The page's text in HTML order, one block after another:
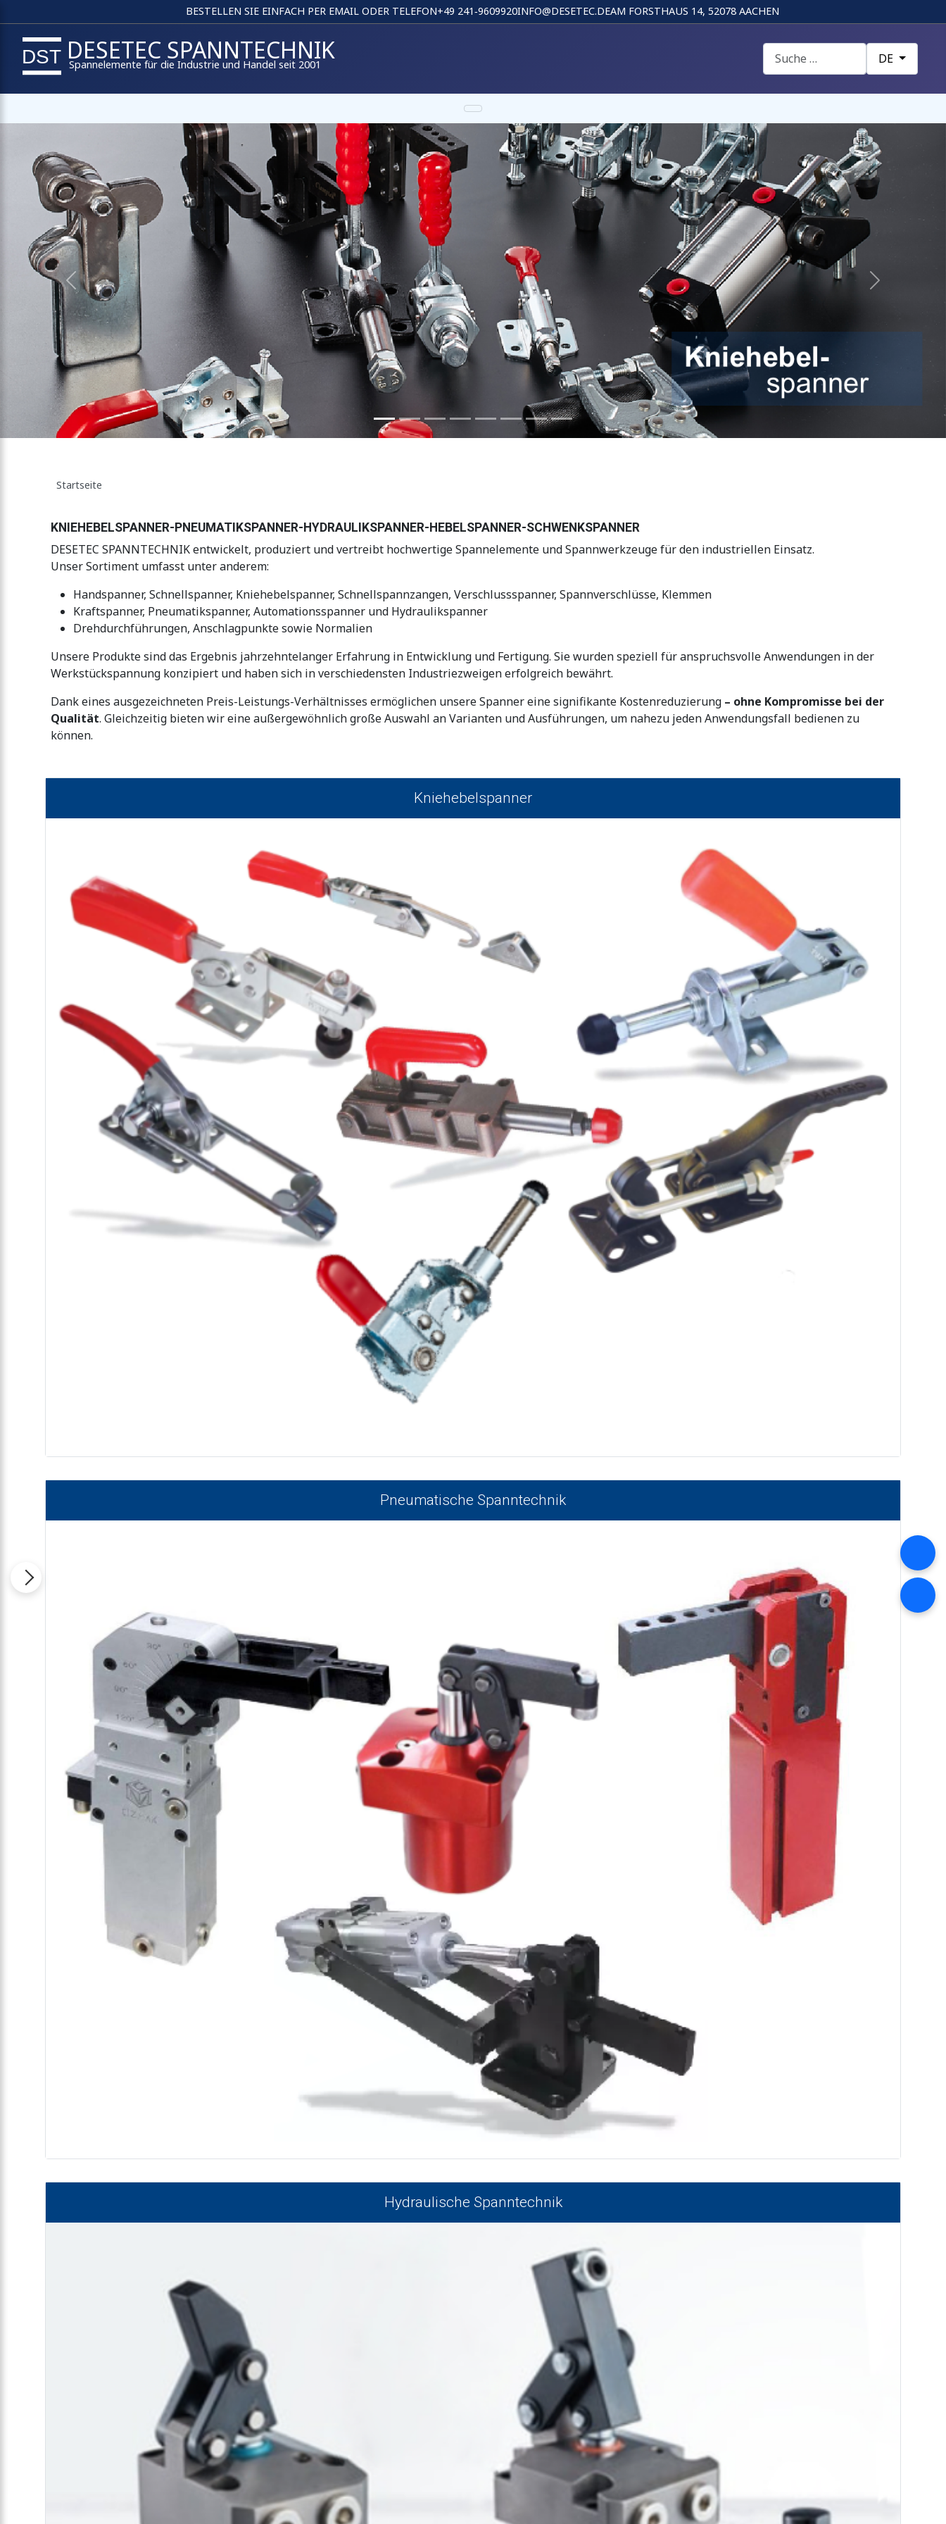
BESTELLEN SIE EINFACH PER EMAIL ODER TELEFON+49 241‑9609920INFO@DESETEC.DEAM FORSTHAUS 14, 52078 AACHEN
DESETEC SPANNTECHNIK
Spannelemente für die Industrie und Handel seit 2001
Suchen Sprache
DE
Previous Next
Startseite
KNIEHEBELSPANNER-PNEUMATIKSPANNER-HYDRAULIKSPANNER-HEBELSPANNER-SCHWENKSPANNER
DESETEC SPANNTECHNIK entwickelt, produziert und vertreibt hochwertige Spannelemente und Spannwerkzeuge für den industriellen Einsatz.
Unser Sortiment umfasst unter anderem:
Handspanner, Schnellspanner, Kniehebelspanner, Schnellspannzangen, Verschlussspanner, Spannverschlüsse, Klemmen
Kraftspanner, Pneumatikspanner, Automationsspanner und Hydraulikspanner
Drehdurchführungen, Anschlagpunkte sowie Normalien
Unsere Produkte sind das Ergebnis jahrzehntelanger Erfahrung in Entwicklung und Fertigung. Sie wurden speziell für anspruchsvolle Anwendungen in der
Werkstückspannung konzipiert und haben sich in verschiedensten Industriezweigen erfolgreich bewährt.
Dank eines ausgezeichneten Preis-Leistungs-Verhältnisses ermöglichen unsere Spanner eine signifikante Kostenreduzierung – ohne Kompromisse bei der
Qualität. Gleichzeitig bieten wir eine außergewöhnlich große Auswahl an Varianten und Ausführungen, um nahezu jeden Anwendungsfall bedienen zu
können.
Kniehebelspanner
Pneumatische Spanntechnik
Hydraulische Spanntechnik